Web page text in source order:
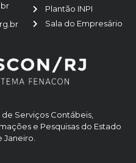
Serviços Contábeis,
e Pesquisas do Estado
Janeiro.
Plantão INPI
Sala do Empresário